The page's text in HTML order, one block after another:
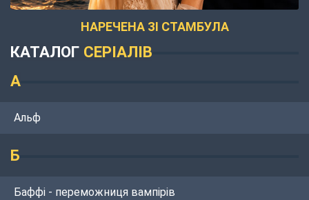
НАРЕЧЕНА ЗІ СТАМБУЛА
КАТАЛОГ СЕРІАЛІВ
А
Альф
Б
Баффі - переможниця вампірів